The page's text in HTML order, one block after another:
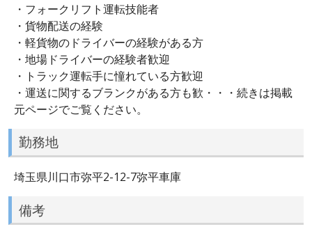
・フォークリフト運転技能者
・貨物配送の経験
・軽貨物のドライバーの経験がある方
・地場ドライバーの経験者歓迎
・トラック運転手に憧れている方歓迎
・運送に関するブランクがある方も歓・・・続きは掲載
元ページでご覧ください。
勤務地
埼玉県川口市弥平2-12-7弥平車庫
備考